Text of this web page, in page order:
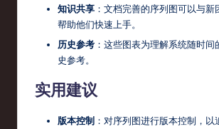
知识共享 ：文档完善的序列图可以与新
帮助他们快速上手。
历史参考 ：这些图表为理解系统随时
史参考。
实用建议
版本控制 ：对序列图进行版本控制，以